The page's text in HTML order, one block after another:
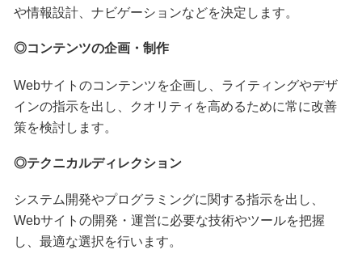
や情報設計、ナビゲーションなどを決定します。
◎コンテンツの企画・制作
Webサイトのコンテンツを企画し、ライティングやデザ
インの指示を出し、クオリティを高めるために常に改善
策を検討します。
◎テクニカルディレクション
システム開発やプログラミングに関する指示を出し、
Webサイトの開発・運営に必要な技術やツールを把握
し、最適な選択を行います。